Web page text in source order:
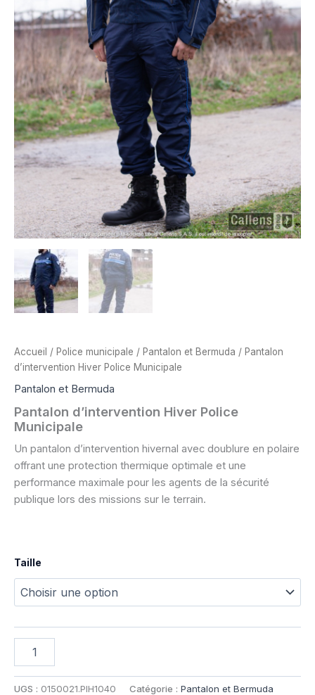
Accueil / Police municipale / Pantalon et Bermuda / Pantalon
d’intervention Hiver Police Municipale
Pantalon et Bermuda
Pantalon d’intervention Hiver Police
Municipale
Un pantalon d’intervention hivernal avec doublure en polaire
offrant une protection thermique optimale et une
performance maximale pour les agents de la sécurité
publique lors des missions sur le terrain.
Taille
d'intervention
UGS : 0150021.PIH1040 Catégorie : Pantalon et Bermuda